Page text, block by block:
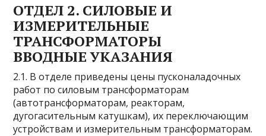
ОТДЕЛ 2. СИЛОВЫЕ И
ИЗМЕРИТЕЛЬНЫЕ
ТРАНСФОРМАТОРЫ
ВВОДНЫЕ УКАЗАНИЯ
2.1. В отделе приведены цены пусконаладочных
работ по силовым трансформаторам
(автотрансформаторам, реакторам,
дугогасительным катушкам), их переключающим
устройствам и измерительным трансформаторам.